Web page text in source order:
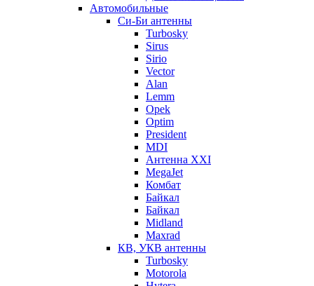
Автомобильные
Си-Би антенны
Turbosky
Sirus
Sirio
Vector
Alan
Lemm
Opek
Optim
President
MDI
Антенна XXI
MegaJet
Комбат
Байкал
Байкал
Midland
Maxrad
КВ, УКВ антенны
Turbosky
Motorola